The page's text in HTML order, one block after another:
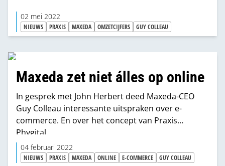
02 mei 2022
NIEUWS PRAXIS MAXEDA OMZETCIJFERS GUY COLLEAU
Maxeda zet niet álles op online
In gesprek met John Herbert deed Maxeda-CEO
Guy Colleau interessante uitspraken over e-
commerce. En over het concept van Praxis
Phygital.
04 februari 2022
NIEUWS PRAXIS MAXEDA ONLINE E-COMMERCE GUY COLLEAU